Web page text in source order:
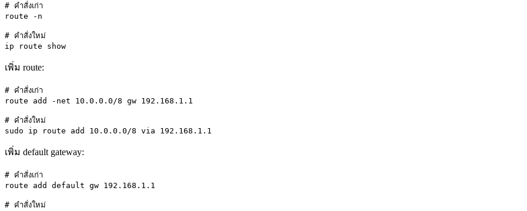
# คำสั่งเก่า
route -n
# คำสั่งใหม่
ip route show
เพิ่ม route:
# คำสั่งเก่า
route add -net 10.0.0.0/8 gw 192.168.1.1
# คำสั่งใหม่
sudo ip route add 10.0.0.0/8 via 192.168.1.1
เพิ่ม default gateway:
# คำสั่งเก่า
route add default gw 192.168.1.1
# คำสั่งใหม่